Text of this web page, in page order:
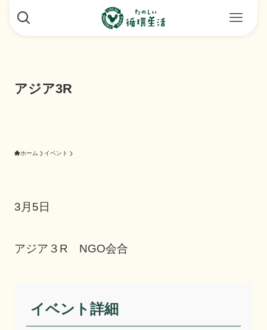
アジア3R
ホーム イベント
3月5日
アジア３R NGO会合
イベント詳細